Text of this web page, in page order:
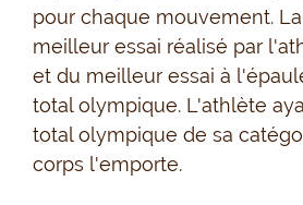
pour chaque mouvement.
meilleur essai réalisé par
et du meilleur essai à
total olympique. L'athlète
total olympique de sa
corps l'emporte.